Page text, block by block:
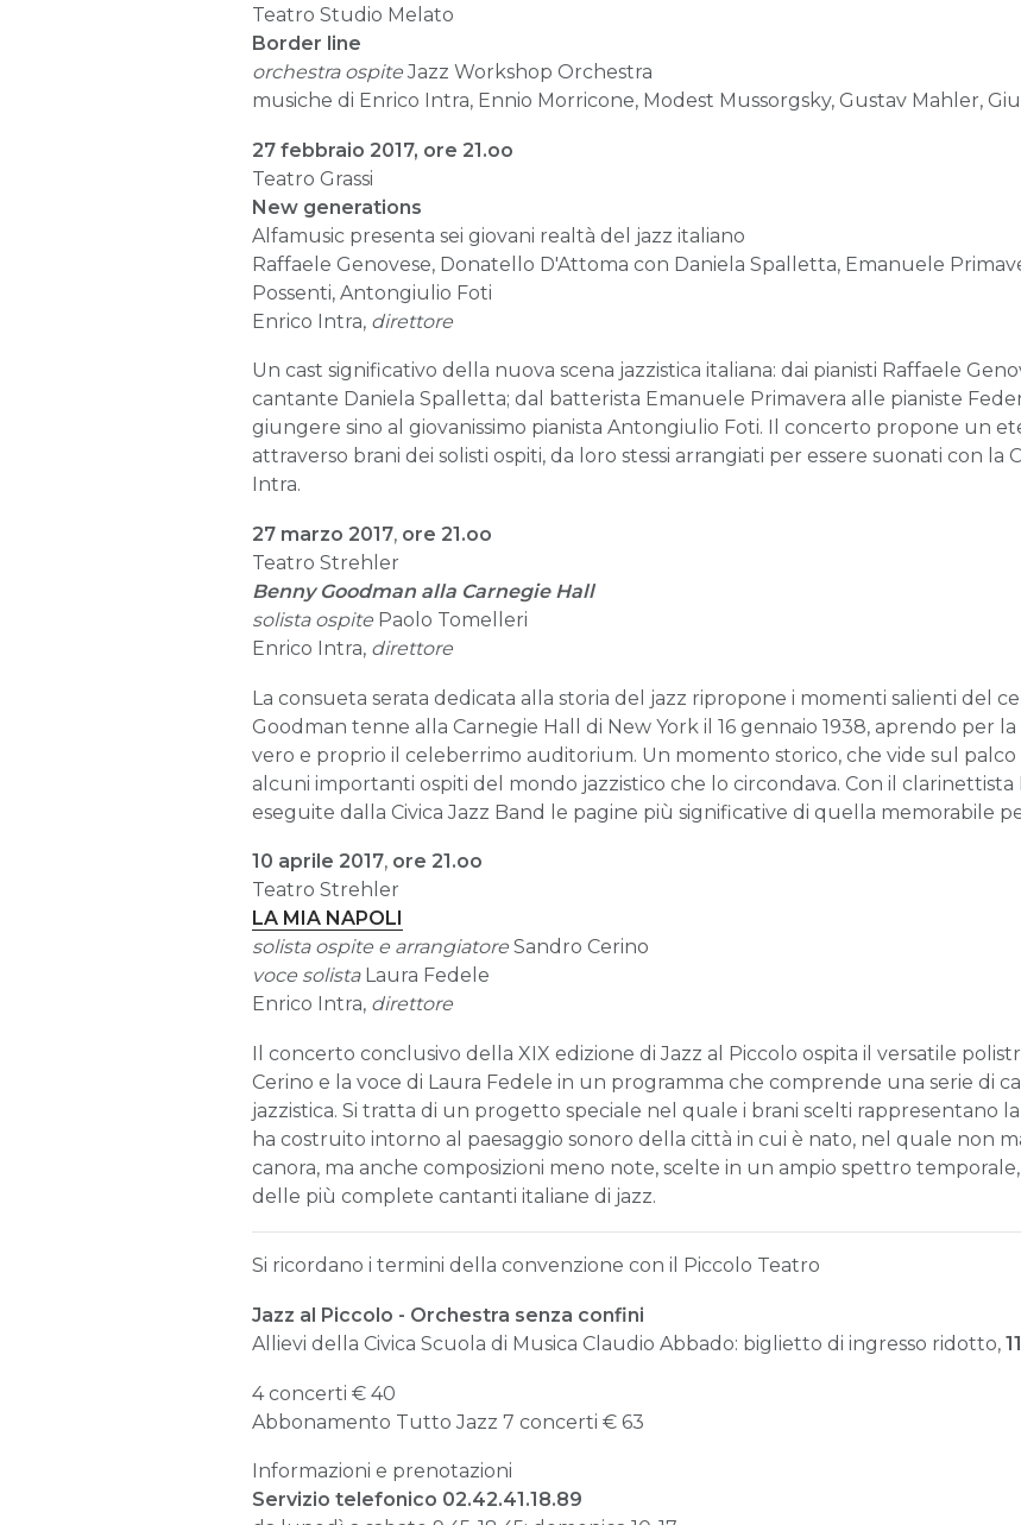
Teatro Studio Melato
Border line
orchestra ospiteJazz Workshop Orchestra
musiche di Enrico Intra, Ennio Morricone, Modest Mussorgsky, Gustav Mahler,
27 febbraio 2017, ore 21.oo
Teatro Grassi
New generations
Alfamusic presenta sei giovani realtà del jazz italiano
Raffaele Genovese, Donatello D'Attoma con Daniela Spalletta, Emanuele
Possenti, Antongiulio Foti
Enrico Intra, direttore
Un cast significativo della nuova scena jazzistica italiana: dai pianisti Raffaele
cantante Daniela Spalletta; dal batterista Emanuele Primavera alle pianiste
giungere sino al giovanissimo pianista Antongiulio Foti. Il concerto propone un
attraverso brani dei solisti ospiti, da loro stessi arrangiati per essere suonati con la
Intra.
27 marzo 2017, ore 21.oo
Teatro Strehler
Benny Goodman alla Carnegie Hall
solista ospite Paolo Tomelleri
Enrico Intra, direttore
La consueta serata dedicata alla storia del jazz ripropone i momenti salienti del
Goodman tenne alla Carnegie Hall di New York il 16 gennaio 1938, aprendo per
vero e proprio il celeberrimo auditorium. Un momento storico, che vide sul palco
alcuni importanti ospiti del mondo jazzistico che lo circondava. Con il
eseguite dalla Civica Jazz Band le pagine più significative di quella memorabile
10 aprile 2017, ore 21.oo
Teatro Strehler
LA MIA NAPOLI
solista ospite e arrangiatore Sandro Cerino
voce solistaLaura Fedele
Enrico Intra, direttore
Il concerto conclusivo della XIX edizione di Jazz al Piccolo ospita il versatile
Cerino e la voce di Laura Fedele in un programma che comprende una serie di
jazzistica. Si tratta di un progetto speciale nel quale i brani scelti rappresentano
ha costruito intorno al paesaggio sonoro della città in cui è nato, nel quale non
canora, ma anche composizioni meno note, scelte in un ampio spettro
delle più complete cantanti italiane di jazz.
Si ricordano i termini della convenzione con il Piccolo Teatro
Jazz al Piccolo - Orchestra senza confini
Allievi della Civica Scuola di Musica Claudio Abbado: biglietto di ingresso ridotto,
4 concerti € 40
Abbonamento Tutto Jazz 7 concerti € 63
Informazioni e prenotazioni
Servizio telefonico 02.42.41.18.89